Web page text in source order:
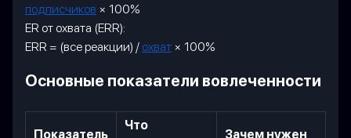
подписчиков × 100%
ER от охвата (ERR):
ERR = (все реакции) / охват × 100%
Основные показатели вовлеченности
Показатель
Что
Зачем нужен